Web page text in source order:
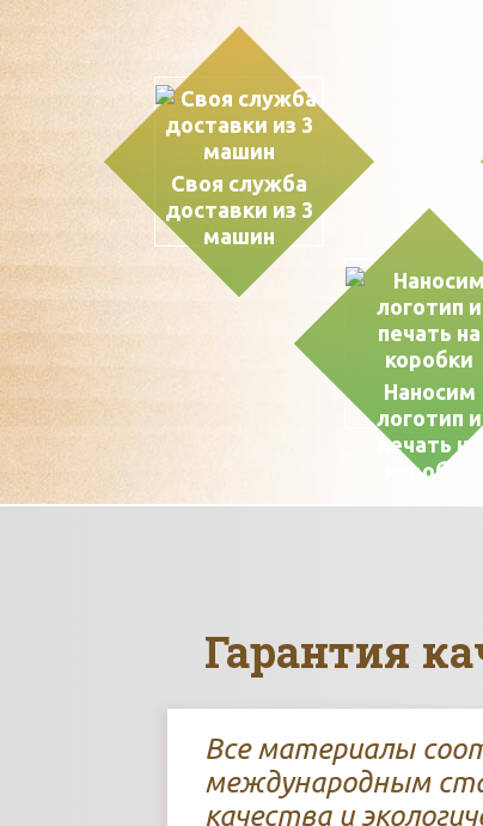
Своя служба
доставки из 3
машин
Наносим
логотип и
печать на
коробки
Гарантия
Все материалы
международным
качества и